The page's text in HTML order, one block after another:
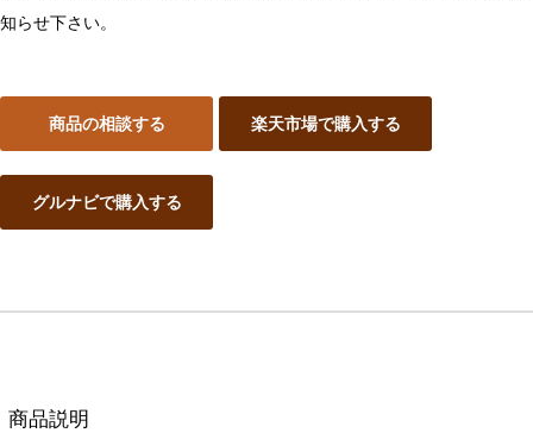
知らせ下さい。
商品の相談する 楽天市場で購入する
グルナビで購入する
商品説明